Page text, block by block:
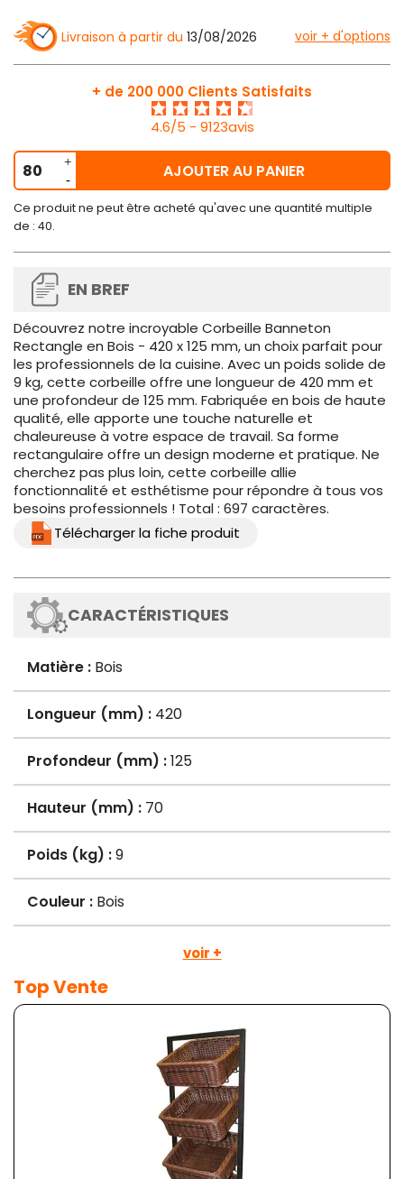
Livraison à partir du 13/08/2026 voir + d'options
+ de 200 000 Clients Satisfaits
4.6/5 - 9123avis
AJOUTER AU PANIER
Ce produit ne peut être acheté qu'avec une quantité multiple
de : 40.
EN BREF
Découvrez notre incroyable Corbeille Banneton
Rectangle en Bois - 420 x 125 mm, un choix parfait pour
les professionnels de la cuisine. Avec un poids solide de
9 kg, cette corbeille offre une longueur de 420 mm et
une profondeur de 125 mm. Fabriquée en bois de haute
qualité, elle apporte une touche naturelle et
chaleureuse à votre espace de travail. Sa forme
rectangulaire offre un design moderne et pratique. Ne
cherchez pas plus loin, cette corbeille allie
fonctionnalité et esthétisme pour répondre à tous vos
besoins professionnels ! Total : 697 caractères.
Télécharger la fiche produit
CARACTÉRISTIQUES
Matière : Bois
Longueur (mm) : 420
Profondeur (mm) :125
Hauteur (mm) : 70
Poids (kg) :9
Couleur : Bois
voir +
Top Vente